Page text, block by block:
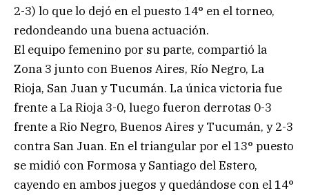
2-3) lo que lo dejó en el puesto 14° en el torneo,
redondeando una buena actuación.
El equipo femenino por su parte, compartió la
Zona 3 junto con Buenos Aires, Río Negro, La
Rioja, San Juan y Tucumán. La única victoria fue
frente a La Rioja 3-0, luego fueron derrotas 0-3
frente a Rio Negro, Buenos Aires y Tucumán, y 2-3
contra San Juan. En el triangular por el 13° puesto
se midió con Formosa y Santiago del Estero,
cayendo en ambos juegos y quedándose con el 14°